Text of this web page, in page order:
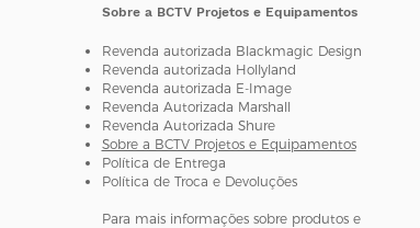
Sobre a BCTV Projetos e Equipamentos
Revenda autorizada Blackmagic Design
Revenda autorizada Hollyland
Revenda autorizada E-Image
Revenda Autorizada Marshall
Revenda Autorizada Shure
Sobre a BCTV Projetos e Equipamentos
Política de Entrega
Política de Troca e Devoluções
Para mais informações sobre produtos e